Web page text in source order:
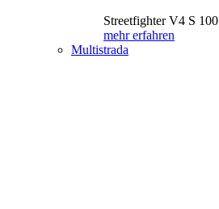
Streetfighter V4 S 100
mehr erfahren
Multistrada